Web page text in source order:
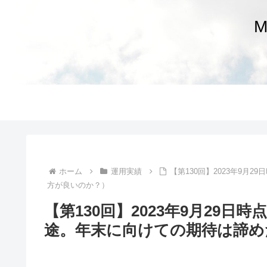
ホーム 運用実績
【第130回】2023年9月29
方が良いのか？）
【第130回】2023年9月29日時
途。年末に向けての期待は諦